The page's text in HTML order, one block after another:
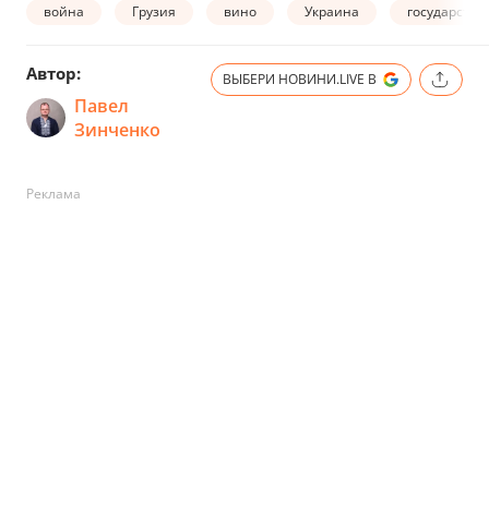
война Грузия вино Украина
Автор:
Павел
Зинченко
ВЫБЕРИ НОВИНИ.LIVE В
Реклама